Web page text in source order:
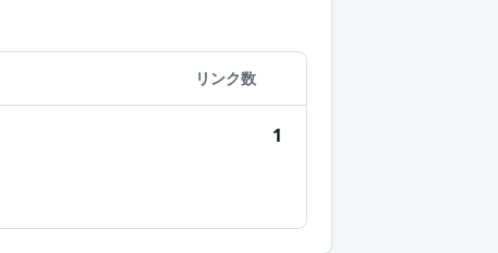
リンク数
1